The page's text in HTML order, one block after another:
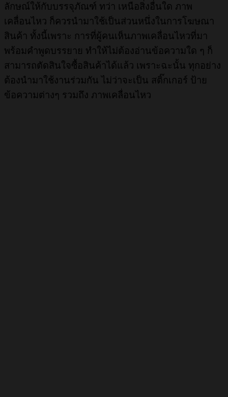
ลักษณ์ให้กับบรรจุภัณฑ์ ทว่า เหนือสิ่งอื่นใด ภาพ
เคลื่อนไหว ก็ควรนำมาใช้เป็นส่วนหนึ่งในการโฆษณา
สินค้า ทั้งนี้เพราะ การที่ผู้คนเห็นภาพเคลื่อนไหวที่มา
พร้อมคำพูดบรรยาย ทำให้ไม่ต้องอ่านข้อความใด ๆ ก็
สามารถตัดสินใจซื้อสินค้าได้แล้ว เพราะฉะนั้น ทุกอย่าง
ต้องนำมาใช้งานร่วมกัน ไม่ว่าจะเป็น สติ๊กเกอร์ ป้าย
ข้อความต่างๆ รวมถึง ภาพเคลื่อนไหว